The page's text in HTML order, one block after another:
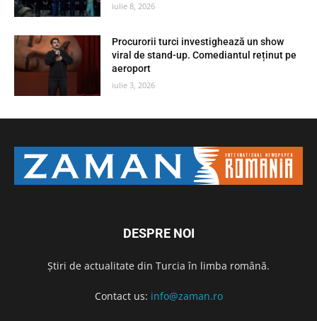
iulie 8, 2026
Procurorii turci investighează un show
viral de stand-up. Comediantul reținut pe
aeroport
iulie 3, 2026
DESPRE NOI
Știri de actualitate din Turcia în limba română.
Contact us: info@zaman.ro